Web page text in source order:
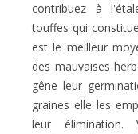
contribuez à
touffes qui
est le meilleur
des mauvaises
gêne leur
graines elle les
leur élimination.